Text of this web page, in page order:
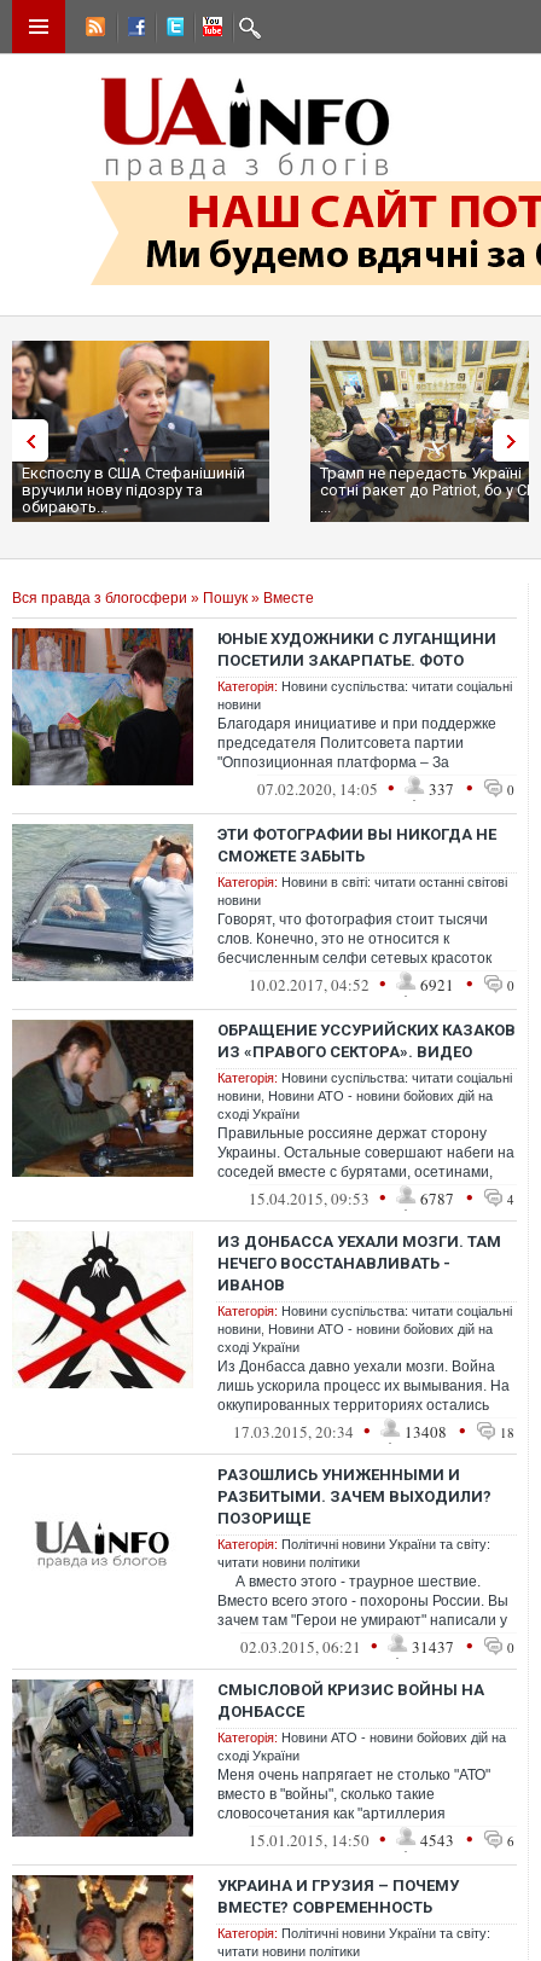
Експослу в США Стефанішиній
вручили нову підозру та
обирають...
Трамп не передасть Україні
сотні ракет до Patriot, бо у
...
Вся правда з блогосфери » Пошук » Вместе
ЮНЫЕ ХУДОЖНИКИ С ЛУГАНЩИНИ
ПОСЕТИЛИ ЗАКАРПАТЬЕ. ФОТО
Категорія: Новини суспільства: читати соціальні
новини
Благодаря инициативе и при поддержке
председателя Политсовета партии
"Оппозиционная платформа ‒ За
жизнь" Виктора Медведчука, юные
талантливые художни...
07.02.2020, 14:05 • 337 • 0
ЭТИ ФОТОГРАФИИ ВЫ НИКОГДА НЕ
СМОЖЕТЕ ЗАБЫТЬ
Категорія: Новини в світі: читати останні світові
новини
Говорят, что фотография стоит тысячи
слов. Конечно, это не относится к
бесчисленным селфи сетевых красоток
(хотя, может, и к ним тоже?). Но эти
10.02.2017, 04:52 • 6921 • 0
ОБРАЩЕНИЕ УССУРИЙСКИХ КАЗАКОВ
ИЗ «ПРАВОГО СЕКТОРА». ВИДЕО
Категорія: Новини суспільства: читати соціальні
новини Новини АТО - новини бойових дій на
сході України
Правильные россияне держат сторону
Украины. Остальные совершают набеги на
соседей вместе с бурятами, осетинами,
кадыровцами и прочей путинской
15.04.2015, 09:53 • 6787 • 4
ИЗ ДОНБАССА УЕХАЛИ МОЗГИ. ТАМ
НЕЧЕГО ВОССТАНАВЛИВАТЬ -
ИВАНОВ
Категорія: Новини суспільства: читати соціальні
новини Новини АТО - новини бойових дій на
сході України
Из Донбасса давно уехали мозги. Война
лишь ускорила процесс их вымывания. На
оккупированных территориях остались
либо деклассированные элементы, котор...
17.03.2015, 20:34 • 13408 • 18
РАЗОШЛИСЬ УНИЖЕННЫМИ И
РАЗБИТЫМИ. ЗАЧЕМ ВЫХОДИЛИ?
ПОЗОРИЩЕ
Категорія: Політичні новини України та світу:
читати новини політики
А вместо этого - траурное шествие.
Вместо всего этого - похороны России. Вы
зачем там "Герои не умирают" написали у
себя? Не над...
02.03.2015, 06:21 • 31437 • 0
СМЫСЛОВОЙ КРИЗИС ВОЙНЫ НА
ДОНБАССЕ
Категорія: Новини АТО - новини бойових дій на
сході України
Меня очень напрягает не столько "АТО"
вместо в "войны", сколько такие
словосочетания как "артиллерия
боевиков". Какая артиллерия?! Боевики -
15.01.2015, 14:50 • 4543 • 6
УКРАИНА И ГРУЗИЯ – ПОЧЕМУ
ВМЕСТЕ? СОВРЕМЕННОСТЬ
Категорія: Політичні новини України та світу:
читати новини політики